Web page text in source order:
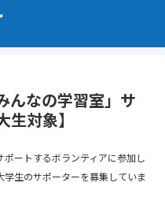
んなの学習室」サ
対象】
ートするボランティアに参加し
生のサポーターを募集していま